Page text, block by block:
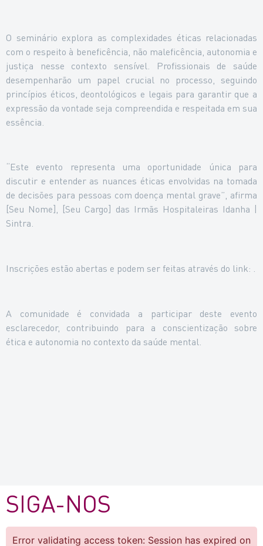
O seminário explora as complexidades éticas relacionadas
com o respeito à beneficência, não maleficência, autonomia e
justiça nesse contexto sensível. Profissionais de saúde
desempenharão um papel crucial no processo, seguindo
princípios éticos, deontológicos e legais para garantir que a
expressão da vontade seja compreendida e respeitada em sua
essência.
“Este evento representa uma oportunidade única para
discutir e entender as nuances éticas envolvidas na tomada
de decisões para pessoas com doença mental grave”, afirma
[Seu Nome], [Seu Cargo] das Irmãs Hospitaleiras Idanha |
Sintra.
Inscrições estão abertas e podem ser feitas através do link: .
A comunidade é convidada a participar deste evento
esclarecedor, contribuindo para a conscientização sobre
ética e autonomia no contexto da saúde mental.
SIGA-NOS
Error validating access token: Session has expired on